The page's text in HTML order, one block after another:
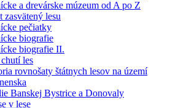
a drevárske múzeum od A po Z
zasvätený lesu
pečiatky
biografie
biografie II.
les
rovnošaty štátnych lesov na území
Banskej Bystrice a Donovaly
v lese